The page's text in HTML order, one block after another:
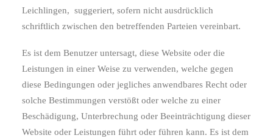
Leichlingen, suggeriert, sofern nicht ausdrücklich
schriftlich zwischen den betreffenden Parteien vereinbart.
Es ist dem Benutzer untersagt, diese Website oder die
Leistungen in einer Weise zu verwenden, welche gegen
diese Bedingungen oder jegliches anwendbares Recht oder
solche Bestimmungen verstößt oder welche zu einer
Beschädigung, Unterbrechung oder Beeinträchtigung dieser
Website oder Leistungen führt oder führen kann. Es ist dem